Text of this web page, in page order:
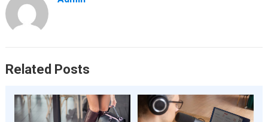
Related Posts